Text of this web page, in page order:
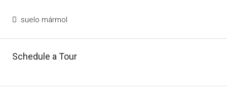
suelo mármol
Schedule a Tour